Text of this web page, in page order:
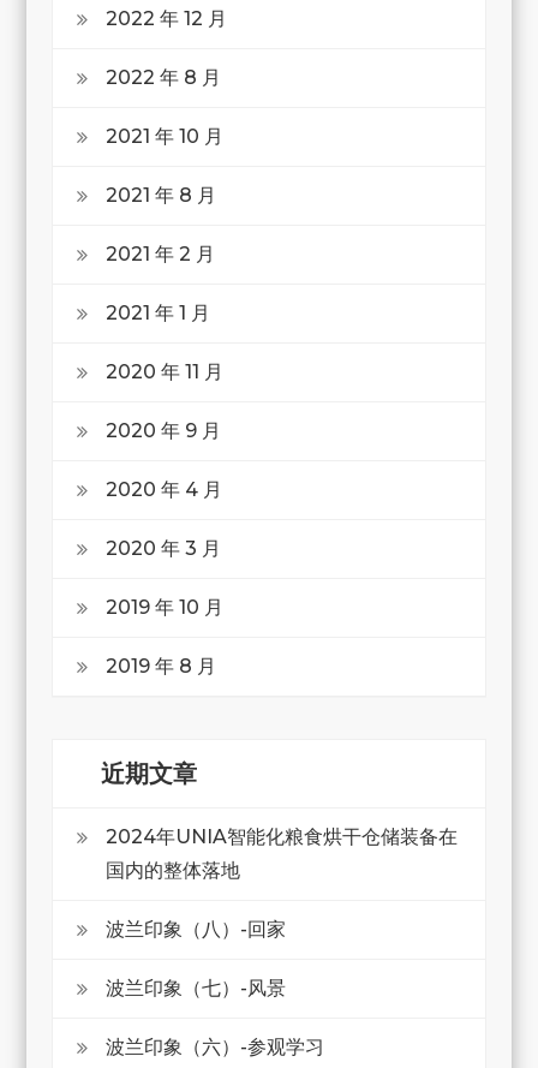
2022 年 12 月
2022 年 8 月
2021 年 10 月
2021 年 8 月
2021 年 2 月
2021 年 1 月
2020 年 11 月
2020 年 9 月
2020 年 4 月
2020 年 3 月
2019 年 10 月
2019 年 8 月
近期文章
2024年UNIA智能化粮食烘干仓储装备在
国内的整体落地
波兰印象（八）-回家
波兰印象（七）-风景
波兰印象（六）-参观学习